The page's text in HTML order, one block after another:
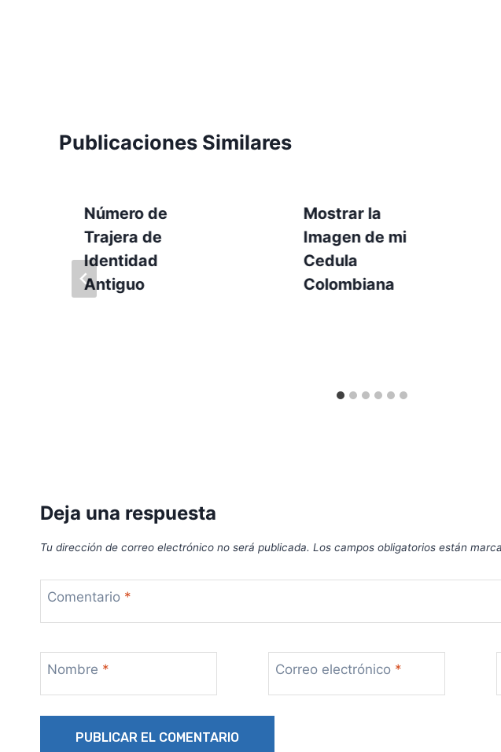
Publicaciones Similares
Número de
Trajera de
Identidad
Antiguo
Mostrar la
Imagen de mi
Cedula
Colombiana
Deja una respuesta
Tu dirección de correo electrónico no será publicada. Los campos obligatorios están
Comentario *
Nombre * Correo electrónico *